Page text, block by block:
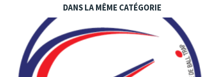
DANS LA MÊME CATÉGORIE